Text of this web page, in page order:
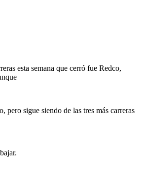
esta semana que cerró fue Redco,
pero sigue siendo de las tres más carreras